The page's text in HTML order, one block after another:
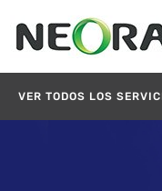
VER TODOS LOS